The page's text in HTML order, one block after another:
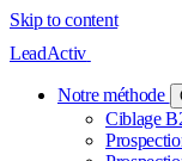
Skip to content
LeadActiv
Notre méthode
Ciblage